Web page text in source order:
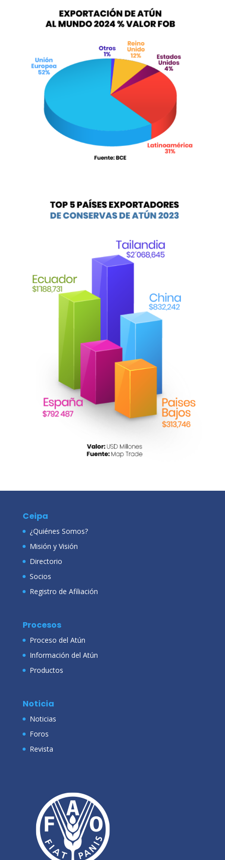
Ceipa
¿Quiénes Somos?
Misión y Visión
Directorio
Socios
Registro de Afiliación
Procesos
Proceso del Atún
Información del Atún
Productos
Noticia
Noticias
Foros
Revista